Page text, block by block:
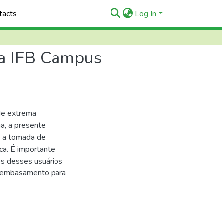
Log In
IFB Campus
extrema
a presente
a tomada de
É importante
desses usuários
para